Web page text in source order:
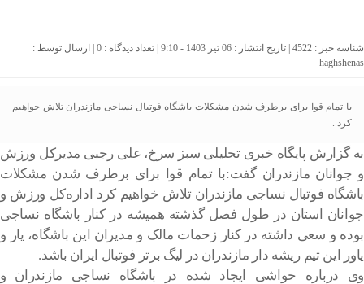
شناسه خبر : 4522 | تاریخ انتشار : 06 تیر 1403 - 9:10 | تعداد دیدگاه : 0 | ارسال توسط :
haghshenas
با تمام قوا برای برطرف شدن مشکلات باشگاه فوتبال نساجی مازندران تلاش خواهیم
کرد .
به گزارش پایگاه خبری تحلیلی سبز سرخ، علی رجبی مدیرکل ورزش
و جوانان مازندران گفت:با تمام قوا برای برطرف شدن مشکلات
باشگاه فوتبال نساجی مازندران تلاش خواهیم کرد اداره‌کل ورزش و
جوانان استان در طول فصل گذشته همیشه در کنار باشگاه نساجی
بوده و سعی داشته در کنار زحمات مالک و مدیران این باشگاه، یار و
یاور این تیم ریشه دار مازندران در لیگ برتر فوتبال ایران باشد.
وی درباره حواشی ایجاد شده در باشگاه نساجی مازندران و